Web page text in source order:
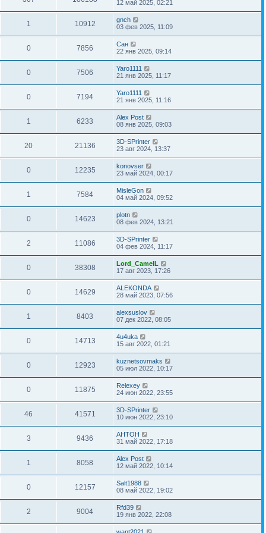
12 май 2025, 02:21
1 10912
gnch
03 фев 2025, 11:09
0 7856
Сан
22 янв 2025, 09:14
0 7506
Yaro1111
21 янв 2025, 11:17
0 7194
Yaro1111
21 янв 2025, 11:16
1 6233
Alex Post
08 янв 2025, 09:03
20 21136
3D-SPrinter
23 авг 2024, 13:37
0 12235
konovser
23 май 2024, 00:17
1 7584
MisleGon
04 май 2024, 09:52
0 14623
plotn
08 фев 2024, 13:21
2 11086
3D-SPrinter
04 фев 2024, 11:17
0 38308
Lord_CamelL
17 авг 2023, 17:26
0 14629
ALEKONDA
28 май 2023, 07:56
1 8403
alexsuslov
07 дек 2022, 08:05
0 14713
4u4uka
15 авг 2022, 01:21
0 12923
kuznetsovmaks
05 июл 2022, 10:17
0 11875
Relexey
24 июн 2022, 23:55
46 41571
3D-SPrinter
10 июн 2022, 23:10
3 9436
AHTOH
31 май 2022, 17:18
1 8058
Alex Post
12 май 2022, 10:14
0 12157
Salt1988
08 май 2022, 19:02
2 9004
Rfd39
19 янв 2022, 22:08